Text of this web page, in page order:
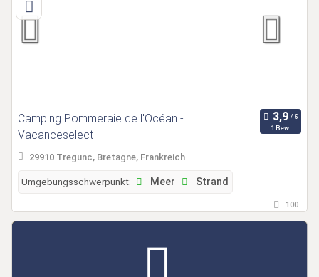
Camping Pommeraie de l'Océan -
Vacanceselect
1 Bew.
29910 Tregunc, Bretagne, Frankreich
Umgebungsschwerpunkt: Meer Strand
100